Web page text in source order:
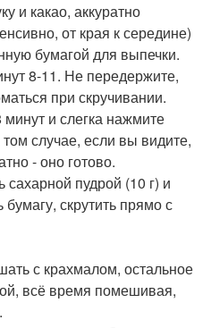
и какао, аккуратно
от края к середине)
бумагой для выпечки.
8-11. Не передержите,
при скручивании.
минут и слегка нажмите
случае, если вы видите,
- оно готово.
пудрой (10 г) и
бумагу, скрутить прямо с
с крахмалом, остальное
всё время помешивая,